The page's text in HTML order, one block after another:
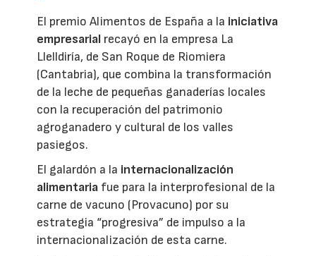
El premio Alimentos de España a la iniciativa
empresarial recayó en la empresa La
Llelldiría, de San Roque de Riomiera
(Cantabria), que combina la transformación
de la leche de pequeñas ganaderías locales
con la recuperación del patrimonio
agroganadero y cultural de los valles
pasiegos.
El galardón a la internacionalización
alimentaria fue para la interprofesional de la
carne de vacuno (Provacuno) por su
estrategia “progresiva” de impulso a la
internacionalización de esta carne.